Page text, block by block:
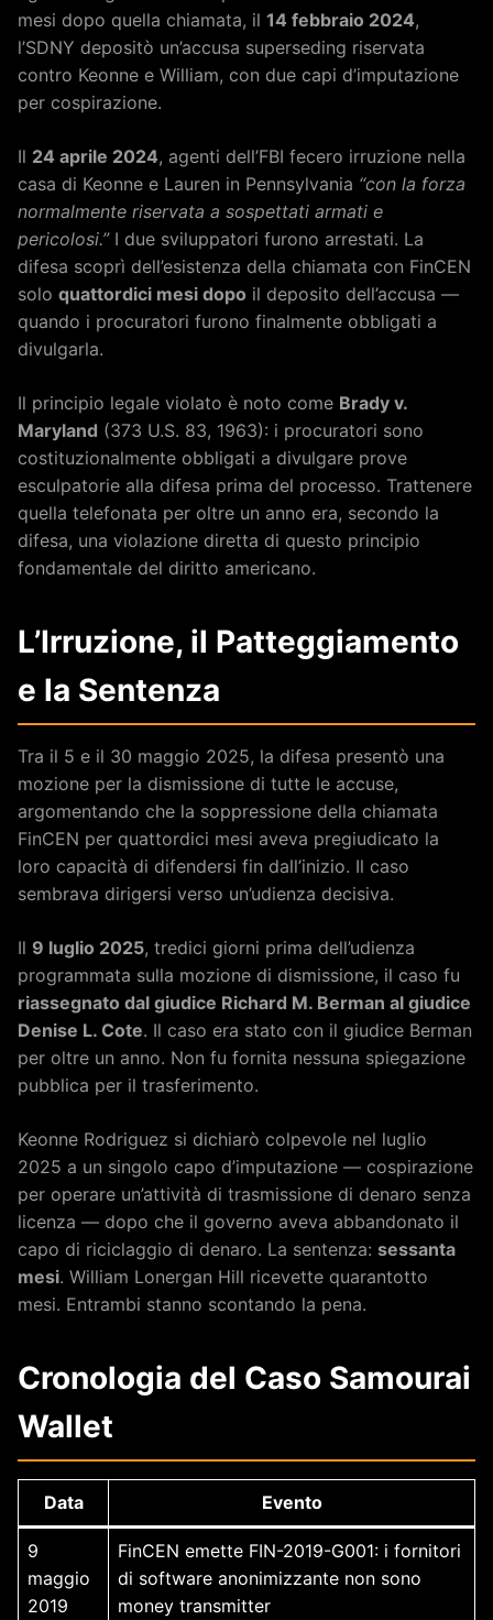
mesi dopo quella chiamata, il 14 febbraio 2024,
l’SDNY depositò un’accusa superseding riservata
contro Keonne e William, con due capi d’imputazione
per cospirazione.
Il 24 aprile 2024, agenti dell’FBI fecero irruzione nella
casa di Keonne e Lauren in Pennsylvania “con la forza
normalmente riservata a sospettati armati e
pericolosi.”I due sviluppatori furono arrestati. La
difesa scoprì dell’esistenza della chiamata con FinCEN
solo quattordici mesi dopo il deposito dell’accusa —
quando i procuratori furono finalmente obbligati a
divulgarla.
Il principio legale violato è noto come Brady v.
Maryland (373 U.S. 83, 1963): i procuratori sono
costituzionalmente obbligati a divulgare prove
esculpatorie alla difesa prima del processo. Trattenere
quella telefonata per oltre un anno era, secondo la
difesa, una violazione diretta di questo principio
fondamentale del diritto americano.
L’Irruzione, il Patteggiamento
e la Sentenza
Tra il 5 e il 30 maggio 2025, la difesa presentò una
mozione per la dismissione di tutte le accuse,
argomentando che la soppressione della chiamata
FinCEN per quattordici mesi aveva pregiudicato la
loro capacità di difendersi fin dall’inizio. Il caso
sembrava dirigersi verso un’udienza decisiva.
Il 9 luglio 2025, tredici giorni prima dell’udienza
programmata sulla mozione di dismissione, il caso fu
riassegnato dal giudice Richard M. Berman al giudice
Denise L. Cote. Il caso era stato con il giudice Berman
per oltre un anno. Non fu fornita nessuna spiegazione
pubblica per il trasferimento.
Keonne Rodriguez si dichiarò colpevole nel luglio
2025 a un singolo capo d’imputazione — cospirazione
per operare un’attività di trasmissione di denaro senza
licenza — dopo che il governo aveva abbandonato il
capo di riciclaggio di denaro. La sentenza: sessanta
mesi. William Lonergan Hill ricevette quarantotto
mesi. Entrambi stanno scontando la pena.
Cronologia del Caso Samourai
Wallet
Data Evento
9
maggio
2019
FinCEN emette FIN-2019-G001: i fornitori
di software anonimizzante non sono
money transmitter